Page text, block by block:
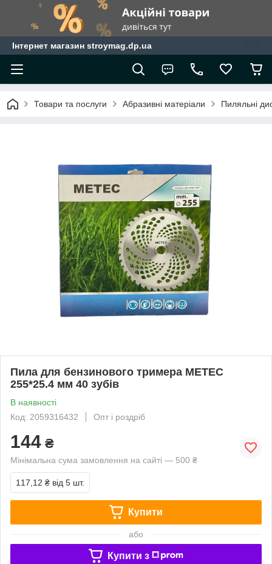
Інтернет магазин stroymag.dp.ua
Товари та послуги Абразивні матеріали Пиляльні
Пила для бензинового тримера METEC
255*25.4 мм 40 зубів
В наявності
Код: 2059316432
Опт і роздріб
144 ₴
Мінімальна сума замовлення на сайті — 500 ₴
117,12 ₴ від 5 шт.
Купити
або
Купити з